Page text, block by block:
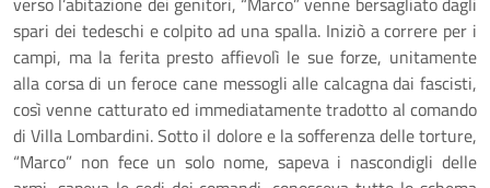
spari dei tedeschi e colpito ad una spalla. Iniziò a correre per i
campi, ma la ferita presto affievolì le sue forze, unitamente
alla corsa di un feroce cane messogli alle calcagna dai fascisti,
così venne catturato ed immediatamente tradotto al comando
di Villa Lombardini. Sotto il dolore e la sofferenza delle torture,
“Marco” non fece un solo nome, sapeva i nascondigli delle